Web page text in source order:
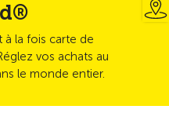
à la fois carte de
vos achats au
le monde entier.